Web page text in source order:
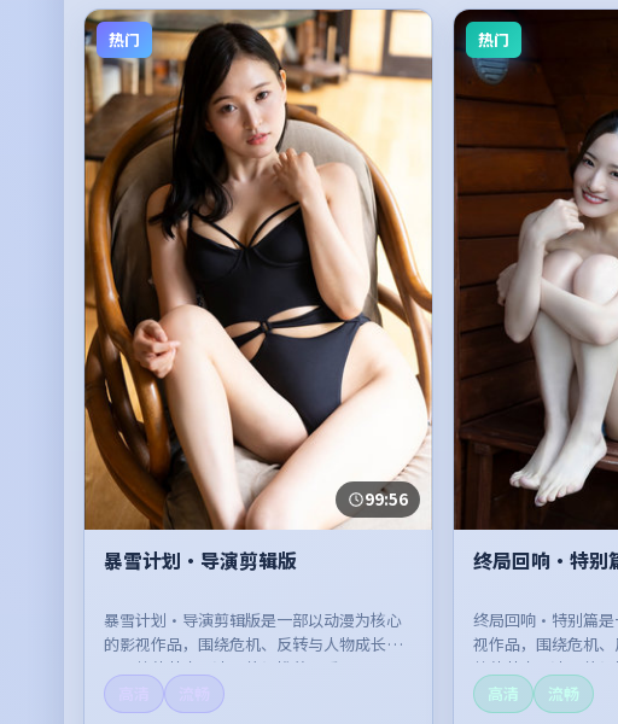
热门
99:56
暴雪计划·导演剪辑版
暴雪计划·导演剪辑版是一部以动漫为核心
的影视作品，围绕危机、反转与人物成长展
开，整体节奏紧凑，值得推荐观看。
热门
终局回响·特别
终局回响·特别篇是
视作品，围绕危机
整体节奏紧凑，值得
高清
流畅